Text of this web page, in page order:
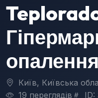
опалення
Київ, Київська
19 переглядів
ID: